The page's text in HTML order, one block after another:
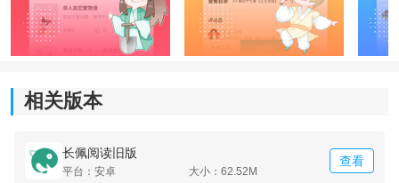
道。
相关版本
长佩阅读旧版
平台：安卓 大小：62.52M
查看